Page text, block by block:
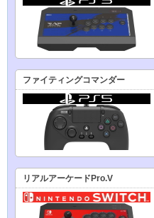
ファイティングコマンダー
リアルアーケードPro.V